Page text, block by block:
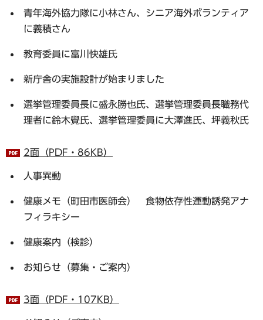
青年海外協力隊に小林さん、シニア海外ボランティア
に義積さん
教育委員に富川快雄氏
新庁舎の実施設計が始まりました
選挙管理委員長に盛永勝也氏、選挙管理委員長職務代
理者に鈴木覺氏、選挙管理委員に大澤進氏、坪義秋氏
2面（PDF・86KB）
人事異動
健康メモ（町田市医師会） 食物依存性運動誘発アナ
フィラキシー
健康案内（検診）
お知らせ（募集・ご案内）
3面（PDF・107KB）